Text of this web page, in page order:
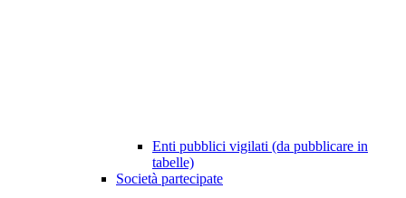
Enti pubblici vigilati (da pubblicare in
tabelle)
Società partecipate